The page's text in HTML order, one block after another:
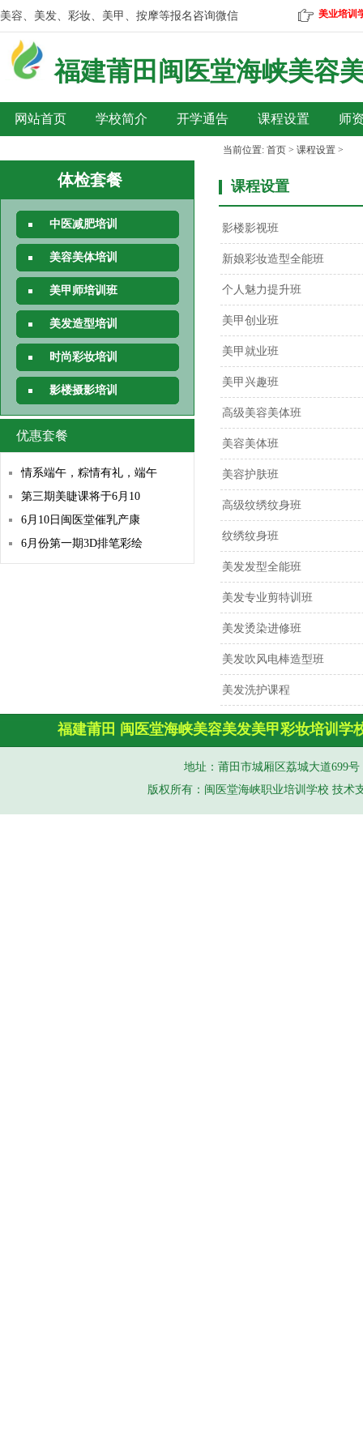
福建莆田 闽医堂海峡美容
网站首页 学校简介 开学通告 课程设置 师
美容、美发、彩妆、美甲、按摩等报名咨询微信
热线：18959577733
美业培训
体检套餐
中医减肥培训
美容美体培训
美甲师培训班
美发造型培训
时尚彩妆培训
影楼摄影培训
优惠套餐
情系端午，粽情有礼，端午
第三期美睫课将于6月10
6月10日闽医堂催乳产康
6月份第一期3D排笔彩绘
当前位置: 首页 > 课程设置 >
课程设置
影楼影视班
新娘彩妆造型全能班
个人魅力提升班
美甲创业班
美甲就业班
美甲兴趣班
高级美容美体班
美容美体班
美容护肤班
高级纹绣纹身班
纹绣纹身班
美发发型全能班
美发专业剪特训班
美发烫染进修班
美发吹风电棒造型班
美发洗护课程
地址：莆田市城厢区荔城大道699
版权所有：闽医堂海峡职业培训学校 技术
福建莆田 闽医堂海峡美容美发美甲彩妆培训学